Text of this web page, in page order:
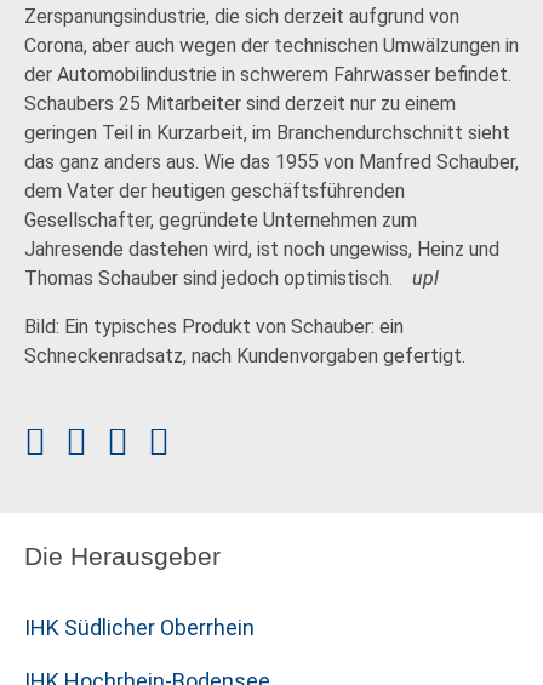
Zerspanungsindustrie, die sich derzeit aufgrund von
Corona, aber auch wegen der technischen Umwälzungen in
der Automobilindustrie in schwerem Fahrwasser befindet.
Schaubers 25 Mitarbeiter sind derzeit nur zu einem
geringen Teil in Kurzarbeit, im Branchendurchschnitt sieht
das ganz anders aus. Wie das 1955 von Manfred Schauber,
dem Vater der heutigen geschäftsführenden
Gesellschafter, gegründete Unternehmen zum
Jahresende dastehen wird, ist noch ungewiss, Heinz und
Thomas Schauber sind jedoch optimistisch. upl
Bild: Ein typisches Produkt von Schauber: ein
Schneckenradsatz, nach Kundenvorgaben gefertigt.
Die Herausgeber
IHK Südlicher Oberrhein